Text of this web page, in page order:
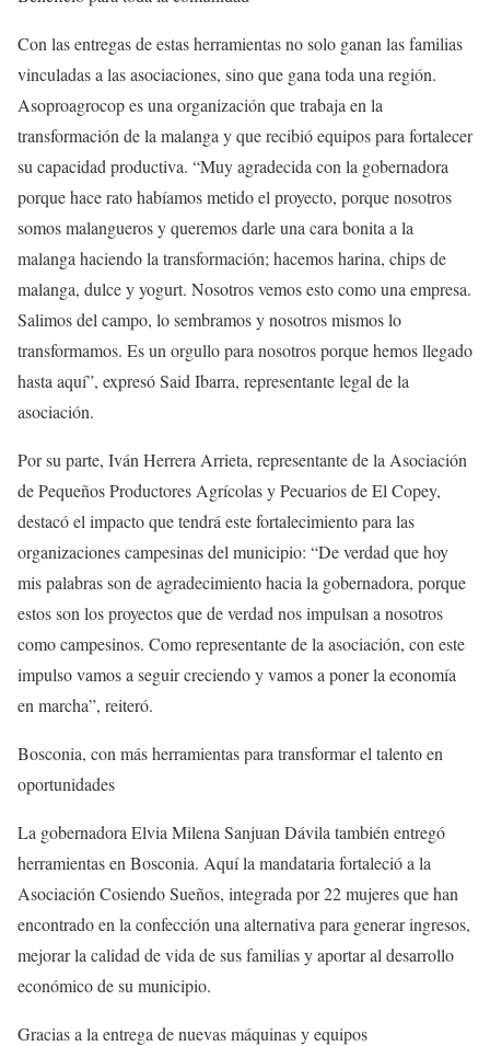
Con las entregas de estas herramientas no solo ganan las familias
vinculadas a las asociaciones, sino que gana toda una región.
Asoproagrocop es una organización que trabaja en la
transformación de la malanga y que recibió equipos para fortalecer
su capacidad productiva. “Muy agradecida con la gobernadora
porque hace rato habíamos metido el proyecto, porque nosotros
somos malangueros y queremos darle una cara bonita a la
malanga haciendo la transformación; hacemos harina, chips de
malanga, dulce y yogurt. Nosotros vemos esto como una empresa.
Salimos del campo, lo sembramos y nosotros mismos lo
transformamos. Es un orgullo para nosotros porque hemos llegado
hasta aquí”, expresó Said Ibarra, representante legal de la
asociación.
Por su parte, Iván Herrera Arrieta, representante de la Asociación
de Pequeños Productores Agrícolas y Pecuarios de El Copey,
destacó el impacto que tendrá este fortalecimiento para las
organizaciones campesinas del municipio: “De verdad que hoy
mis palabras son de agradecimiento hacia la gobernadora, porque
estos son los proyectos que de verdad nos impulsan a nosotros
como campesinos. Como representante de la asociación, con este
impulso vamos a seguir creciendo y vamos a poner la economía
en marcha”, reiteró.
Bosconia, con más herramientas para transformar el talento en
oportunidades
La gobernadora Elvia Milena Sanjuan Dávila también entregó
herramientas en Bosconia. Aquí la mandataria fortaleció a la
Asociación Cosiendo Sueños, integrada por 22 mujeres que han
encontrado en la confección una alternativa para generar ingresos,
mejorar la calidad de vida de sus familias y aportar al desarrollo
económico de su municipio.
Gracias a la entrega de nuevas máquinas y equipos